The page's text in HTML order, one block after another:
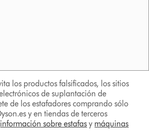
los productos falsificados, los sitios
de suplantación de
de los estafadores comprando sólo
y en tiendas de terceros
información sobre estafas y máquinas